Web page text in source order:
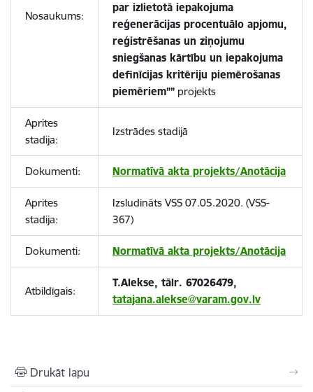
Nosaukums:
par izlietotā iepakojuma
reģenerācijas procentuālo apjomu,
reģistrēšanas un ziņojumu
sniegšanas kārtību un iepakojuma
definīcijas kritēriju piemērošanas
piemēriem”” projekts
Aprites
stadija:
Izstrādes stadijā
Dokumenti: Normatīvā akta projekts/Anotācija
Aprites
stadija:
Izsludināts VSS 07.05.2020. (VSS-
367)
Dokumenti: Normatīvā akta projekts/Anotācija
Atbildīgais:
T.Alekse, tālr. 67026479,
tatajana.alekse@varam.gov.lv
Drukāt lapu